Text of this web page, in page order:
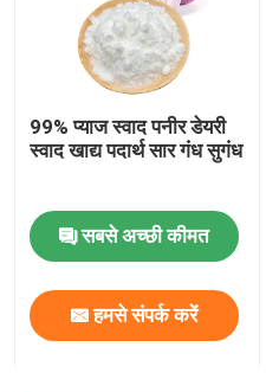
99% प्याज स्वाद पनीर डेयरी
स्वाद खाद्य पदार्थ सार गंध सुगंध
सबसे अच्छी कीमत
हमसे संपर्क करें